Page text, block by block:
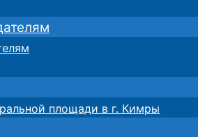
площади в г. Кимры